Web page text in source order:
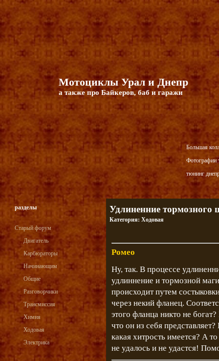
Мотоциклы Урал и Днепр
а также про Байкеров, баб и гаражи
Большая
Фотографии
тюнинг
разделы
Старый форум
Двигатель
Карбюраторы
Начинающим
Общие
Разговорчики
Трансмиссия
Химия
Ходовая
Электрика
Удлиненние тормозного
Категория: Ходовая
Ромео
Ну, так. В процессе
удлиннение и тормозной
происходит путем
через некий фланец.
этого фланца никто не
что он из себя
какая хитрость имеется? А
не удалось и не удастся!